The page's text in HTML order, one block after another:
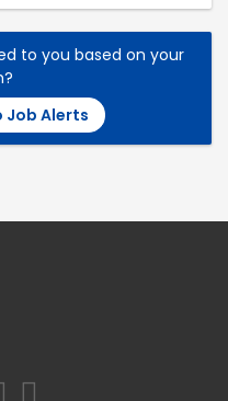
to you based on your
Job Alerts